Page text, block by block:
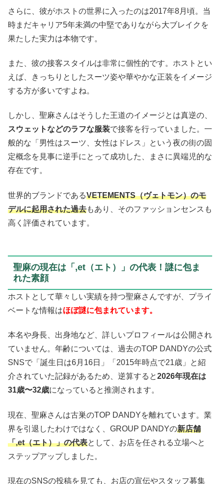
さらに、彼がホストの世界に入ったのは2017年8月頃。当
時まだキャリア5年未満の中堅でありながら大ブレイクを
果たした実力は本物です。
また、彼の接客スタイルは非常に個性的です。ホストとい
えば、きっちりとしたスーツ姿や華やかな正装をイメージ
する方が多いですよね。
しかし、聖麻さんはそうした王道のイメージとは真逆の、
スウェットなどのラフな服装で接客を行っていました。一
般的な「男性はスーツ、女性はドレス」という夜の街の固
定概念を見事に逆手にとって成功した、まさに異端児的な
存在です。
世界的ブランドであるVETEMENTS（ヴェトモン）のモ
デルに起用された過去もあり、そのファッションセンスも
高く評価されています。
聖麻の現在は「,et（エト）」の代表！謎に包ま
れた素顔
ホストとして華々しい実績を持つ聖麻さんですが、プライ
ベートな情報はほぼ謎に包まれています。
本名や身長、出身地など、詳しいプロフィールは公開され
ていません。年齢については、過去のTOP DANDYの公式
SNSで「誕生日は6月16日」「2015年時点で21歳」と紹
介されていた記録があるため、逆算すると2026年現在は
31歳〜32歳になっていると推測されます。
現在、聖麻さんは古巣のTOP DANDYを離れています。業
界を引退したわけではなく、GROUP DANDYの新店舗
「,et（エト）」の代表として、お店を任される立場へと
ステップアップしました。
現在のSNSの投稿を見ても、お店の宣伝やスタッフ募集